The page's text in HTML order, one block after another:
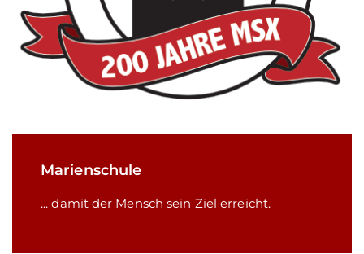
Marienschule
... damit der Mensch sein Ziel erreicht.